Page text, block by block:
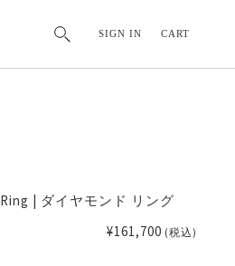
SIGN IN CART
| ダイヤモンド リング
¥161,700 (税込)